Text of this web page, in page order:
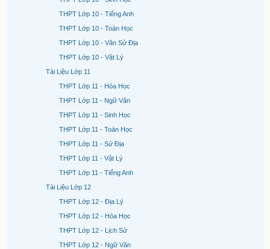
THPT Lớp 10 - Tiếng Anh
THPT Lớp 10 - Toán Học
THPT Lớp 10 - Văn Sử Địa
THPT Lớp 10 - Vật Lý
Tài Liệu Lớp 11
THPT Lớp 11 - Hóa Học
THPT Lớp 11 - Ngữ Văn
THPT Lớp 11 - Sinh Học
THPT Lớp 11 - Toán Học
THPT Lớp 11 - Sử Địa
THPT Lớp 11 - Vật Lý
THPT Lớp 11 - Tiếng Anh
Tài Liệu Lớp 12
THPT Lớp 12 - Địa Lý
THPT Lớp 12 - Hóa Học
THPT Lớp 12 - Lịch Sử
THPT Lớp 12 - Ngữ Văn